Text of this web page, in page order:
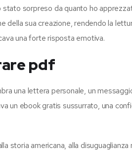
sorpreso da quanto ho
della sua creazione, rendendo la
una forte risposta emotiva.
pdf
una lettera personale, un
un ebook gratis sussurrato, una
americana, alla disuguaglianza